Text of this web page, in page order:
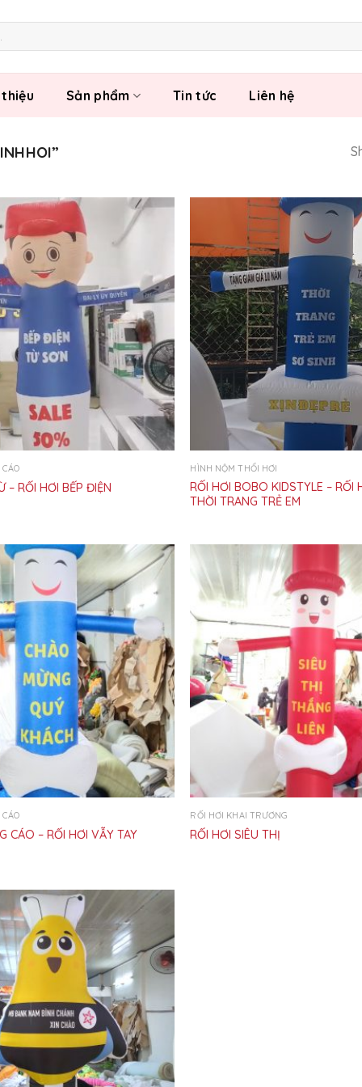
Sản phẩm Tin tức Liên hệ
– RỐI HƠI BẾP ĐIỆN
HÌNH NỘM THỔI HƠI
RỐI HƠI BOBO KIDSTYLE – RỐI
THỜI TRANG TRẺ EM
CÁO – RỐI HƠI VẪY TAY
RỐI HƠI KHAI TRƯƠNG
RỐI HƠI SIÊU THỊ